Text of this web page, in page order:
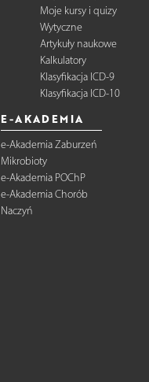
Moje kursy i quizy
Wytyczne
Artykuły naukowe
Kalkulatory
Klasyfikacja ICD-9
Klasyfikacja ICD-10
E-AKADEMIA
e-Akademia Zaburzeń
Mikrobioty
e-Akademia POChP
e-Akademia Chorób
Naczyń